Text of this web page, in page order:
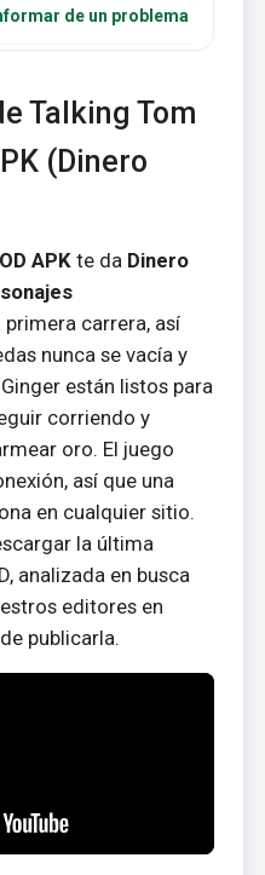
de un problema
Talking Tom
(Dinero
APKte da Dinero
carrera, así
nunca se vacía y
están listos para
corriendo y
oro. El juego
así que una
en cualquier sitio.
la última
analizada en busca
editores en
publicarla.